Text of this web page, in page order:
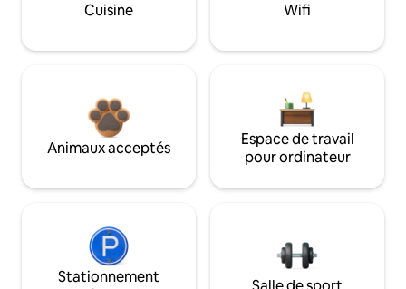
Cuisine Wifi
Animaux acceptés
Espace de travail
pour ordinateur
Stationnement